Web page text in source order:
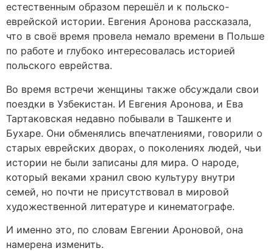
естественным образом перешёл и к польско-
еврейской истории. Евгения Аронова рассказала,
что в своё время провела немало времени в Польше
по работе и глубоко интересовалась историей
польского еврейства.
Во время встречи женщины также обсуждали свои
поездки в Узбекистан. И Евгения Аронова, и Ева
Тартаковская нeдавнo побывали в Ташкенте и
Бухаре. Они обменялись впечатлениями, говорили о
старых еврейских дворах, о поколениях людей, чьи
истории не были записаны для мира. О народе,
который веками хранил свою культуру внутри
семей, но почти не присутствовал в мировой
художественной литературе и кинематографе.
И именно это, по словам Евгении Ароновой, она
намерена изменить.